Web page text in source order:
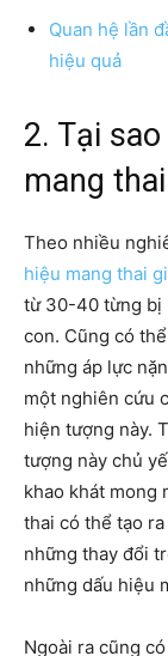
Quan hệ lần
hiệu quả
2. Tại
mang
Theo nhiều
hiệu mang thai
từ 30-40 từng bị
con. Cũng có
những áp lực
một nghiên cứu
hiện tượng này.
tượng này chủ
khao khát mong
thai có thể tạo
những thay đổi
những dấu hiệu
Ngoài ra cũng